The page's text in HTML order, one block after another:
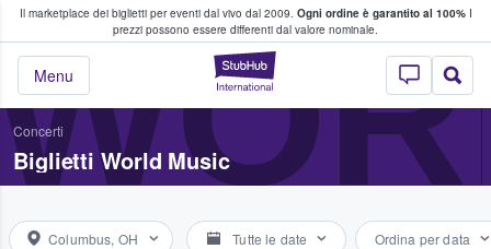
Il marketplace dei biglietti per eventi dal vivo dal 2009. Ogni ordine è garantito al 100%I
prezzi possono essere differenti dal valore nominale.
StubHub - Dove
Menu
fan comprano e vendono biglietti
Concerti
Biglietti World Music
Columbus, OH Tutte le date Ordina per data